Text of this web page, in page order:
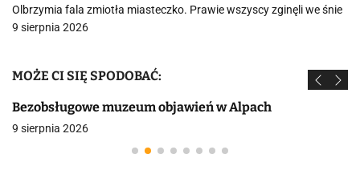
Olbrzymia fala zmiotła miasteczko. Prawie wszyscy zginęli we śnie
9 sierpnia 2026
MOŻE CI SIĘ SPODOBAĆ:
Bezobsługowe muzeum objawień w Alpach
9 sierpnia 2026